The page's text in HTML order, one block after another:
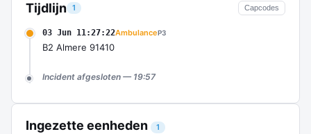
Tijdlijn 1 Capcodes
03 Jun 11:27:22AmbulanceP3
B2 Almere 91410
Incident afgesloten — 19:57
Ingezette eenheden 1